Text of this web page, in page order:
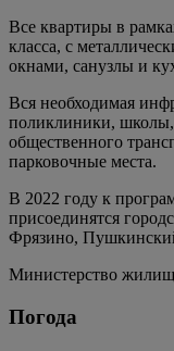
Все квартиры в
класса, с
окнами, санузлы и
Вся необходимая
поликлиники, школы,
общественного
парковочные места.
В 2022 году к
присоединятся
Фрязино,
Министерство
Погода